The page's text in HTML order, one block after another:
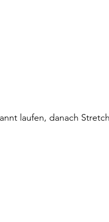
laufen, danach